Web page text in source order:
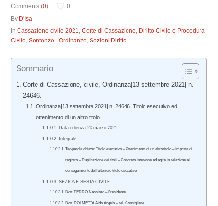
Comments (0)
0
By D'Isa
InCassazione civile 2021,Corte di Cassazione, Diritto Civile e Procedura
Civile,Sentenze - Ordinanze,Sezioni Diritto
Sommario
Corte di Cassazione, civile, Ordinanza|13 settembre 2021| n.
24646.
Ordinanza|13 settembre 2021| n. 24646. Titolo esecutivo ed
ottenimento di un altro titolo
Data udienza 23 marzo 2021
Integrale
Tag/parola chiave: Titolo esecutivo – Ottenimento di un altro titolo – Imposta di
registro – Duplicazione dei titoli – Concreto interesse ad agire in relazione al
conseguimento dell’ulteriore titolo esecutivo
SEZIONE SESTA CIVILE
Dott. FERRO Massimo – Presidente
Dott. DOLMETTA Aldo Angelo – rel. Consigliere